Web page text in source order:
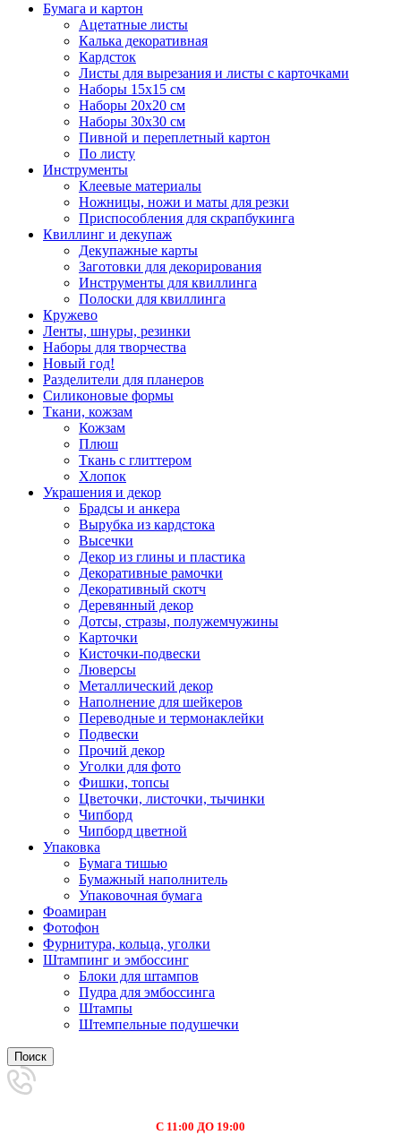
Бумага и картон
Ацетатные листы
Калька декоративная
Кардсток
Листы для вырезания и листы с карточками
Наборы 15х15 см
Наборы 20х20 см
Наборы 30х30 см
Пивной и переплетный картон
По листу
Инструменты
Клеевые материалы
Ножницы, ножи и маты для резки
Приспособления для скрапбукинга
Квиллинг и декупаж
Декупажные карты
Заготовки для декорирования
Инструменты для квиллинга
Полоски для квиллинга
Кружево
Ленты, шнуры, резинки
Наборы для творчества
Новый год!
Разделители для планеров
Силиконовые формы
Ткани, кожзам
Кожзам
Плюш
Ткань с глиттером
Хлопок
Украшения и декор
Брадсы и анкера
Вырубка из кардстока
Высечки
Декор из глины и пластика
Декоративные рамочки
Декоративный скотч
Деревянный декор
Дотсы, стразы, полужемчужины
Карточки
Кисточки-подвески
Люверсы
Металлический декор
Наполнение для шейкеров
Переводные и термонаклейки
Подвески
Прочий декор
Уголки для фото
Фишки, топсы
Цветочки, листочки, тычинки
Чипборд
Чипборд цветной
Упаковка
Бумага тишью
Бумажный наполнитель
Упаковочная бумага
Фоамиран
Фотофон
Фурнитура, кольца, уголки
Штампинг и эмбоссинг
Блоки для штампов
Пудра для эмбоссинга
Штампы
Штемпельные подушечки
Поиск
С 11:00 ДО 19:00